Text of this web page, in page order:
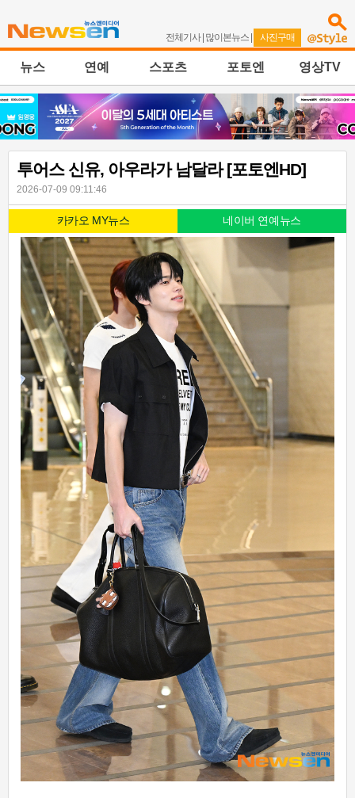
전체기사| 많이본뉴스 | 사진구매
뉴스 연예 스포츠 포토엔 영상TV
투어스 신유, 아우라가 남달라 [포토엔HD]
2026-07-09 09:11:46
카카오 MY뉴스 네이버 연예뉴스